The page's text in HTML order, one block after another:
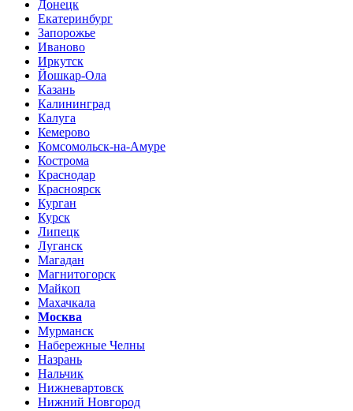
Донецк
Екатеринбург
Запорожье
Иваново
Иркутск
Йошкар-Ола
Казань
Калининград
Калуга
Кемерово
Комсомольск-на-Амуре
Кострома
Краснодар
Красноярск
Курган
Курск
Липецк
Луганск
Магадан
Магнитогорск
Майкоп
Махачкала
Москва
Мурманск
Набережные Челны
Назрань
Нальчик
Нижневартовск
Нижний Новгород